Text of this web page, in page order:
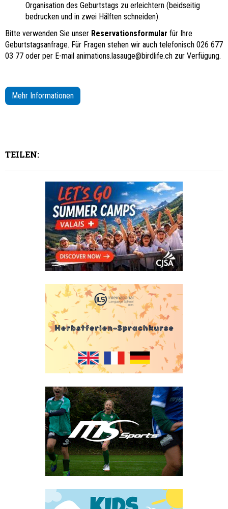
Organisation des Geburtstags zu erleichtern (beidseitig
bedrucken und in zwei Hälften schneiden).
Bitte verwenden Sie unser Reservationsformular für Ihre
Geburtstagsanfrage. Für Fragen stehen wir auch telefonisch 026 677
03 77 oder per E-mail animations.lasauge@birdlife.ch zur Verfügung.
Mehr Informationen
TEILEN: